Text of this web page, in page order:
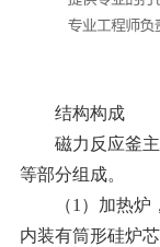
结构构成
磁力反应釜
等部分组成。
（1 ）加热炉
内装有筒形硅炉